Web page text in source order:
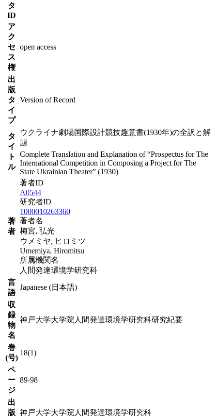
タ
ID
ア
ク
セ
ス
権
open access
出
版
タ
イ
プ
Version of Record
タ
イ
ト
ル
ウクライナ劇場国際設計競技趣意書(1930年)の全訳と解
題
Complete Translation and Explanation of “Prospectus for The
International Competition in Composing a Project for The
State Ukrainian Theater” (1930)
著
者
著者ID
A0544
研究者ID
1000010263360
著者名
梅宮, 弘光
ウメミヤ, ヒロミツ
Umemiya, Hiromitsu
所属機関名
人間発達環境学研究科
言
語
Japanese (日本語)
収
録
物
名
神戸大学大学院人間発達環境学研究科研究紀要
巻
(号)
18(1)
ペ
ー
ジ
89-98
出
版 神戸大学大学院人間発達環境学研究科